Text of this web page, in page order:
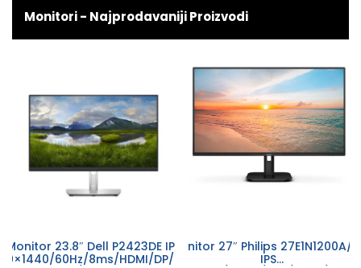
Monitori - Najprodavaniji Proizvodi
Monitor 23.8″ Dell P2423DE IPS
60Hz/8ms/HDMI/DP/USB-
Monitor 27″ Philips 27E1N1200A/
IPS